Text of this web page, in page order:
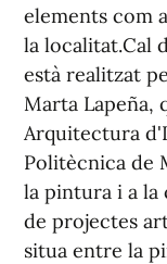
elements com
la localitat.Cal
està realitzat
Marta Lapeña,
Arquitectura
Politècnica de
la pintura i a la
de projectes
situa entre la